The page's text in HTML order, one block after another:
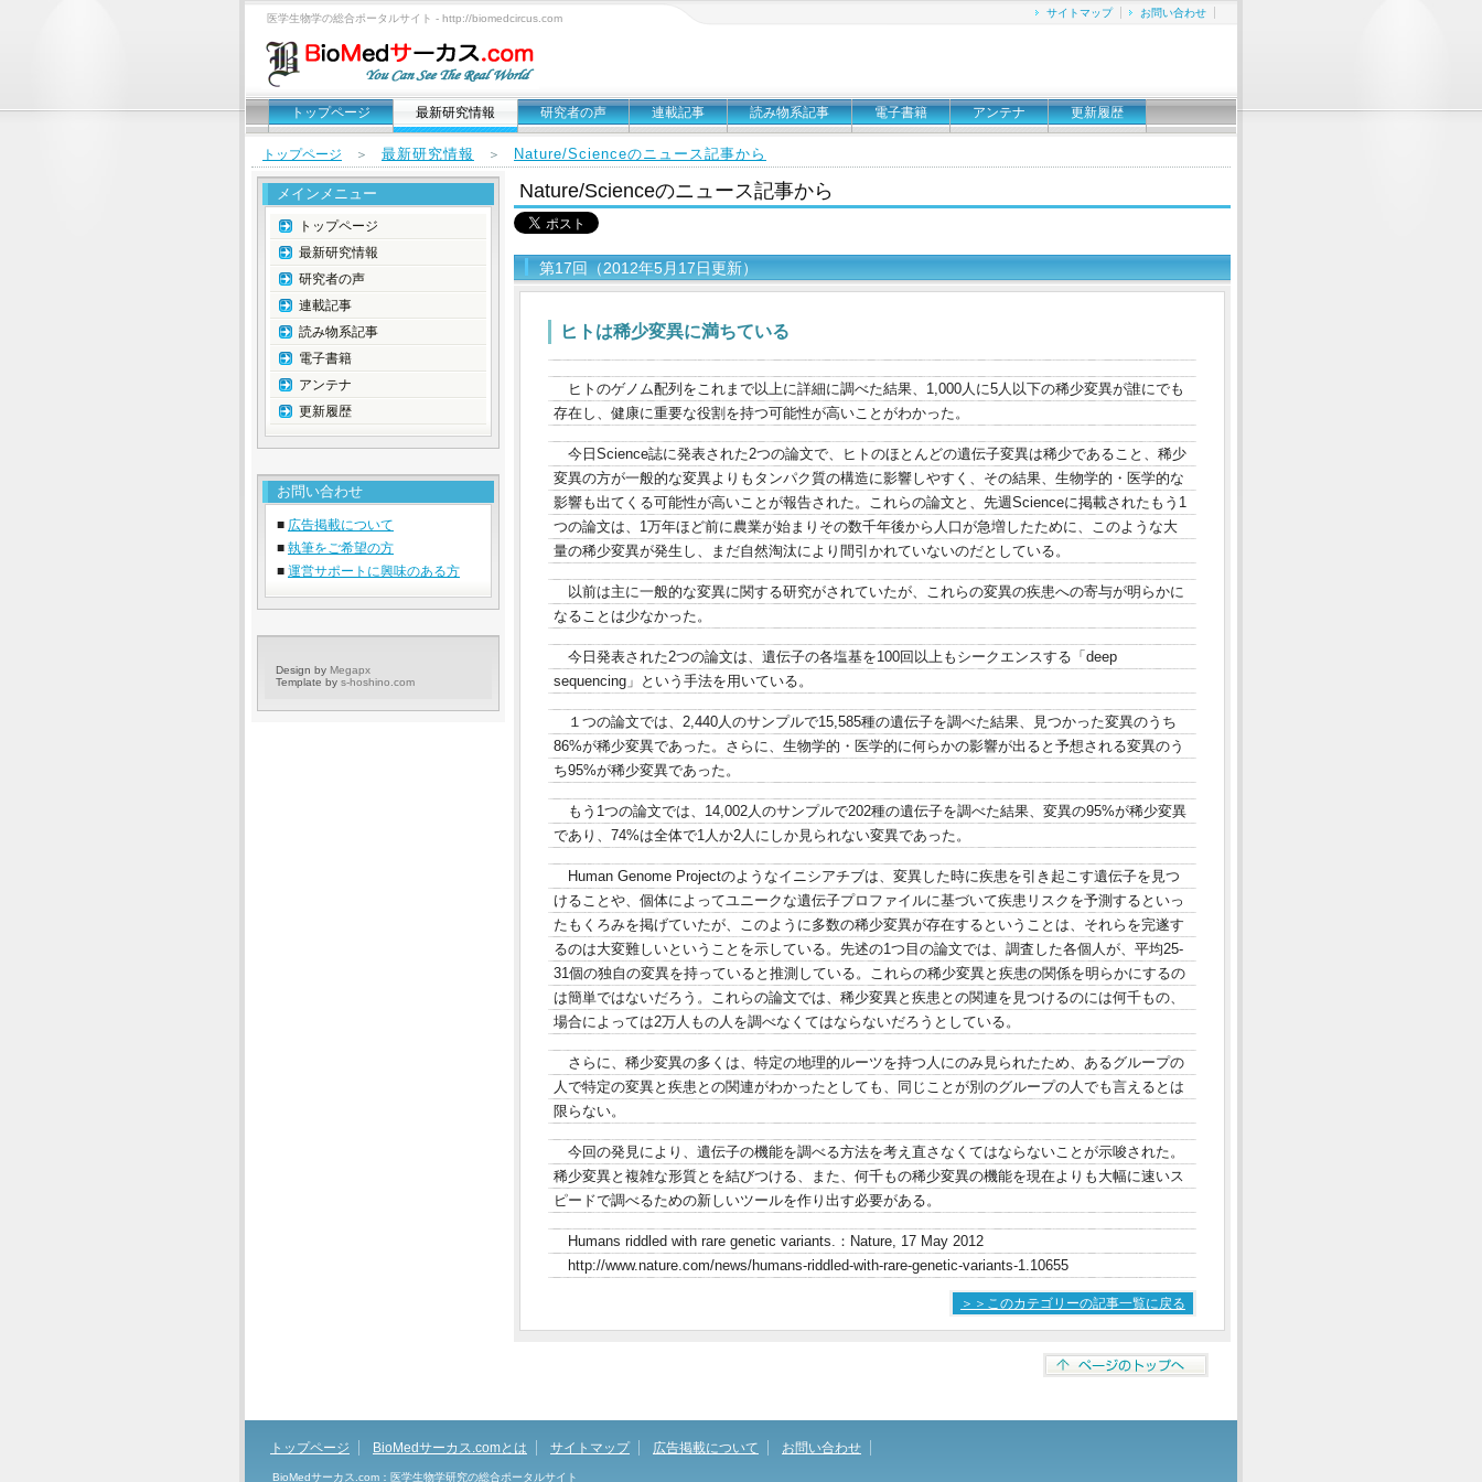
医学生物学の総合ポータルサイト - http://biomedcircus.com サイトマップ お問い合わせ
トップページ 最新研究情報 研究者の声 連載記事 読み物系記事 電子書籍 アンテナ 更新履歴
トップページ ＞ 最新研究情報 ＞ Nature/Scienceのニュース記事から
Nature/Scienceのニュース記事から
第17回（2012年5月17日更新）
ヒトは稀少変異に満ちている
ヒトのゲノム配列をこれまで以上に詳細に調べた結果、1,000人に5人以下の稀少変異が誰にでも
存在し、健康に重要な役割を持つ可能性が高いことがわかった。
今日Science誌に発表された2つの論文で、ヒトのほとんどの遺伝子変異は稀少であること、稀少
変異の方が一般的な変異よりもタンパク質の構造に影響しやすく、その結果、生物学的・医学的な
影響も出てくる可能性が高いことが報告された。これらの論文と、先週Scienceに掲載されたもう1
つの論文は、1万年ほど前に農業が始まりその数千年後から人口が急増したために、このような大
量の稀少変異が発生し、まだ自然淘汰により間引かれていないのだとしている。
以前は主に一般的な変異に関する研究がされていたが、これらの変異の疾患への寄与が明らかに
なることは少なかった。
今日発表された2つの論文は、遺伝子の各塩基を100回以上もシークエンスする「deep
sequencing」という手法を用いている。
１つの論文では、2,440人のサンプルで15,585種の遺伝子を調べた結果、見つかった変異のうち
86%が稀少変異であった。さらに、生物学的・医学的に何らかの影響が出ると予想される変異のう
ち95%が稀少変異であった。
もう1つの論文では、14,002人のサンプルで202種の遺伝子を調べた結果、変異の95%が稀少変異
であり、74%は全体で1人か2人にしか見られない変異であった。
Human Genome Projectのようなイニシアチブは、変異した時に疾患を引き起こす遺伝子を見つ
けることや、個体によってユニークな遺伝子プロファイルに基づいて疾患リスクを予測するといっ
たもくろみを掲げていたが、このように多数の稀少変異が存在するということは、それらを完遂す
るのは大変難しいということを示している。先述の1つ目の論文では、調査した各個人が、平均25-
31個の独自の変異を持っていると推測している。これらの稀少変異と疾患の関係を明らかにするの
は簡単ではないだろう。これらの論文では、稀少変異と疾患との関連を見つけるのには何千もの、
場合によっては2万人もの人を調べなくてはならないだろうとしている。
さらに、稀少変異の多くは、特定の地理的ルーツを持つ人にのみ見られたため、あるグループの
人で特定の変異と疾患との関連がわかったとしても、同じことが別のグループの人でも言えるとは
限らない。
今回の発見により、遺伝子の機能を調べる方法を考え直さなくてはならないことが示唆された。
稀少変異と複雑な形質とを結びつける、また、何千もの稀少変異の機能を現在よりも大幅に速いス
ピードで調べるための新しいツールを作り出す必要がある。
Humans riddled with rare genetic variants.：Nature, 17 May 2012
http://www.nature.com/news/humans-riddled-with-rare-genetic-variants-1.10655
＞＞このカテゴリーの記事一覧に戻る
メインメニュー
トップページ
最新研究情報
研究者の声
連載記事
読み物系記事
電子書籍
アンテナ
更新履歴
お問い合わせ
■ 広告掲載について
■ 執筆をご希望の方
■ 運営サポートに興味のある方
Design by Megapx
Template by s-hoshino.com
トップページ BioMedサーカス.comとは サイトマップ 広告掲載について お問い合わせ
BioMedサーカス.com：医学生物学研究の総合ポータルサイト